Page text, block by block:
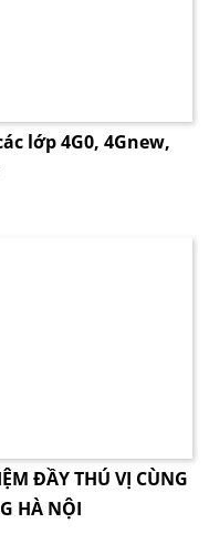
lớp 4G0, 4Gnew,
ĐẦY THÚ VỊ CÙNG
HÀ NỘI